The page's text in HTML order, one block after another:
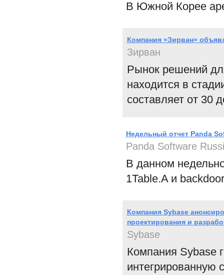
В Южной Корее
Компания «Зирван»
Зирван
Рынок решений
находится в
составляет от 30
Недельный отчет Panda
Panda Software
В данном
1Table.A и
Компания Sybase
проектирования и
Sybase
Компания Sybase
интегрированную